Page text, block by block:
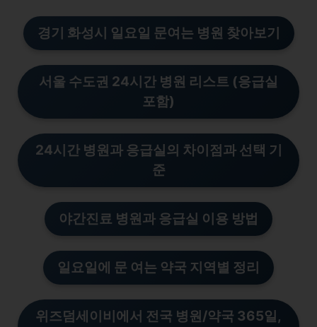
경기 화성시 일요일 문여는 병원 찾아보기
서울 수도권 24시간 병원 리스트 (응급실
포함)
24시간 병원과 응급실의 차이점과 선택 기
준
야간진료 병원과 응급실 이용 방법
일요일에 문 여는 약국 지역별 정리
위즈덤세이비에서 전국 병원/약국 365일,